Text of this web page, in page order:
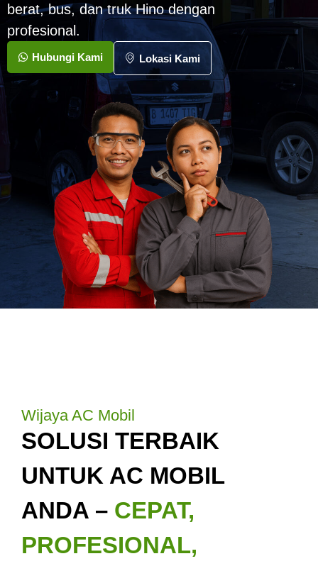
berat, bus, dan truk Hino dengan
profesional.
Hubungi Kami Lokasi Kami
Wijaya AC Mobil
SOLUSI TERBAIK
UNTUK AC MOBIL
ANDA – CEPAT,
PROFESIONAL,